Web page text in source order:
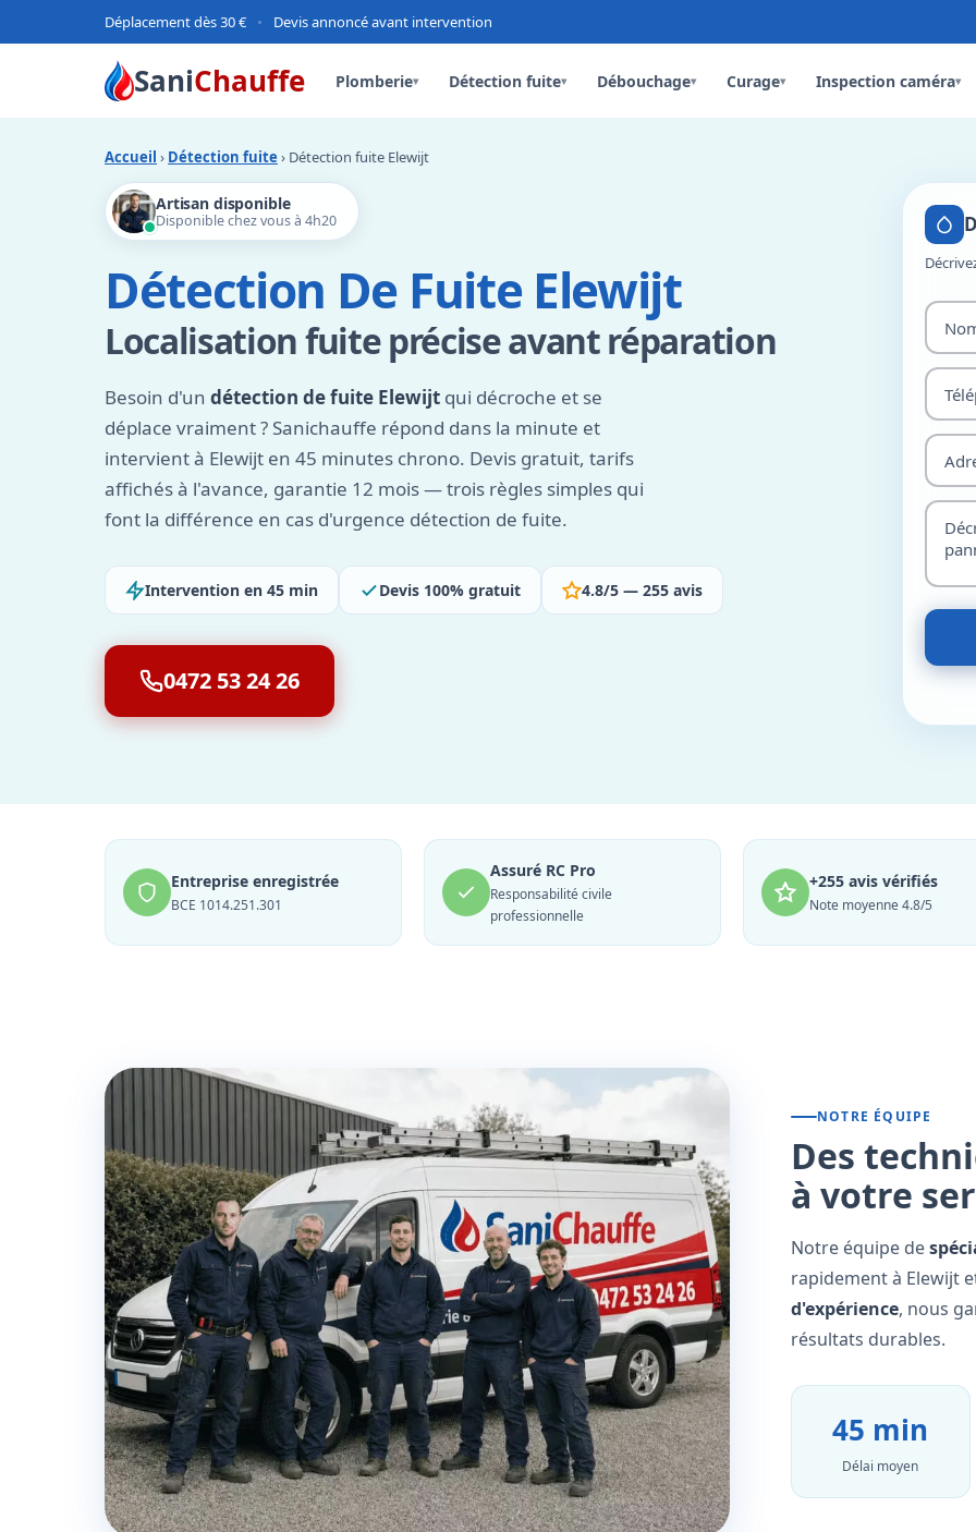
Déplacement dès 30 € • Devis annoncé avant intervention
SaniChauffe Plomberie▾ Détection fuite▾ Débouchage▾ Curage▾ Inspection caméra▾
Accueil › Détection fuite › Détection fuite Elewijt
Artisan disponible
Disponible chez vous à 4h20
Détection De Fuite Elewijt
Localisation fuite précise avant réparation
Besoin d'un détection de fuite Elewijt qui décroche et se
déplace vraiment ? Sanichauffe répond dans la minute et
intervient à Elewijt en 45 minutes chrono. Devis gratuit, tarifs
affichés à l'avance, garantie 12 mois — trois règles simples qui
font la différence en cas d'urgence détection de fuite.
Intervention en 45 min Devis 100% gratuit 4.8/5 — 255 avis
0472 53 24 26
Entreprise enregistrée
BCE 1014.251.301
Assuré RC Pro
Responsabilité civile
professionnelle
+255 avis vérifiés
Note moyenne 4.8/5
NOTRE ÉQUIPE
Des
à votre
Notre équipe de
rapidement à Elewijt
d'expérience, nous
résultats durables.
45 min
Délai moyen